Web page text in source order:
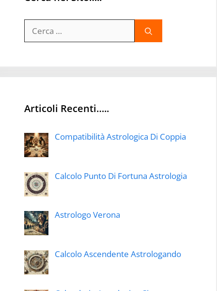
per:
Articoli Recenti…..
Compatibilità Astrologica Di Coppia
Calcolo Punto Di Fortuna Astrologia
Astrologo Verona
Calcolo Ascendente Astrologando